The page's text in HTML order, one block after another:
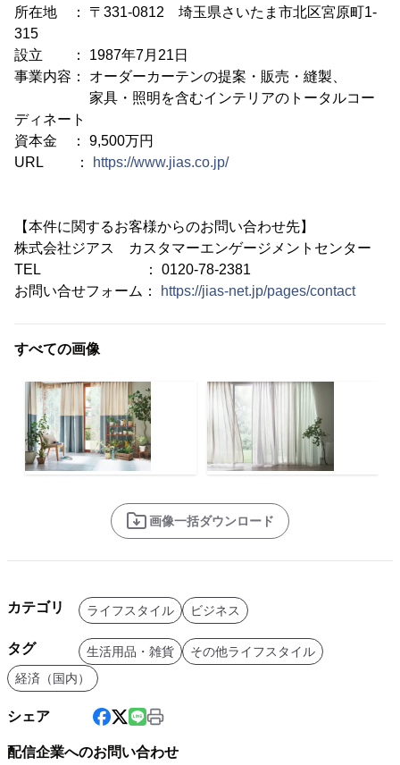
所在地 ： 〒331-0812 埼玉県さいたま市北区宮原町1-
315
設立 ： 1987年7月21日
事業内容： オーダーカーテンの提案・販売・縫製、
家具・照明を含むインテリアのトータルコー
ディネート
資本金 ： 9,500万円
URL ：
https://www.jias.co.jp/
【本件に関するお客様からのお問い合わせ先】
株式会社ジアス カスタマーエンゲージメントセンター
TEL ： 0120-78-2381
お問い合せフォーム：
https://jias-net.jp/pages/contact
すべての画像
画像一括ダウンロード
カテゴリ ライフスタイル ビジネス
タグ 生活用品・雑貨
その他ライフスタイル
経済（国内）
シェア
配信企業へのお問い合わせ